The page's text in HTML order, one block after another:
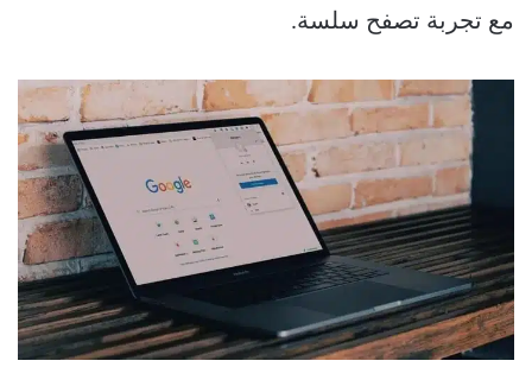
مع تجربة تصفح سلسة.